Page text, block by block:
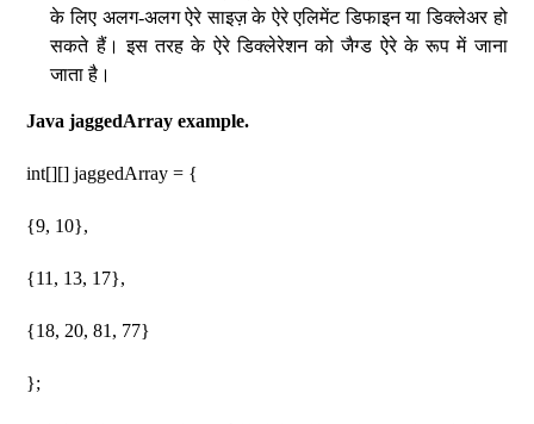
के लिए अलग-अलग ऐरे साइज़ के ऐरे एलिमेंट डिफाइन या डिक्लेअर हो
सकते हैं। इस तरह के ऐरे डिक्लेरेशन को जैग्ड ऐरे के रूप में जाना
जाता है।
Java jaggedArray example.
int[][] jaggedArray = {
{9, 10},
{11, 13, 17},
{18, 20, 81, 77}
};